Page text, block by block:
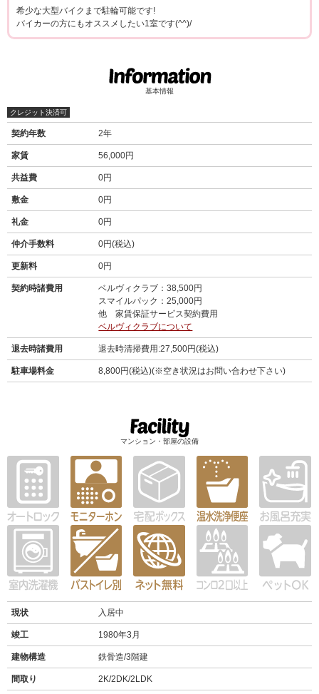
希少な大型バイクまで駐輪可能です!
バイカーの方にもオススメしたい1室です(^^)/
基本情報
クレジット決済可
契約年数 2年
家賃 56,000円
共益費 0円
敷金 0円
礼金 0円
仲介手数料 0円(税込)
更新料 0円
契約時諸費用
ベルヴィクラブ：38,500円
スマイルパック：25,000円
他 家賃保証サービス契約費用
ベルヴィクラブについて
退去時諸費用 退去時清掃費用:27,500円(税込)
駐車場料金 8,800円(税込)(※空き状況はお問い合わせ下さい)
マンション・部屋の設備
現状 入居中
竣工 1980年3月
建物構造 鉄骨造/3階建
間取り 2K/2DK/2LDK